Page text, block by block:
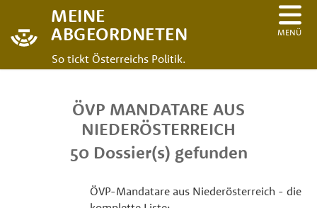
MEINE
ABGEORDNETEN
So tickt Österreichs Politik.
MENÜ
ÖVP MANDATARE AUS
NIEDERÖSTERREICH
50 Dossier(s) gefunden
ÖVP-Mandatare aus Niederösterreich - die